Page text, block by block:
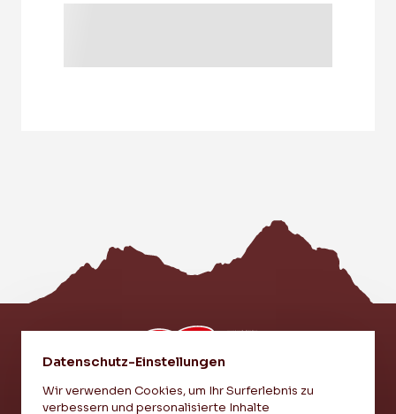
Datenschutz-Einstellungen
Wir verwenden Cookies, um Ihr Surferlebnis zu
verbessern und personalisierte Inhalte